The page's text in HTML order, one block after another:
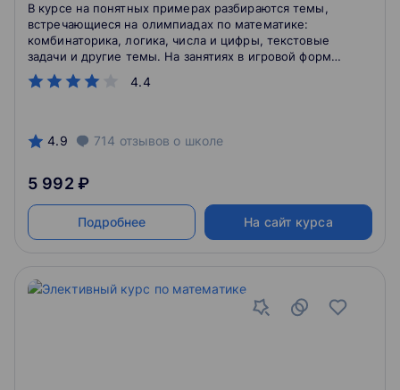
4.4
В курсе на понятных примерах разбираются темы,
встречающиеся на олимпиадах по математике:
комбинаторика, логика, числа и цифры, текстовые
задачи и другие темы. На занятиях в игровой форме
обсуждаются методы решения олимпиадных задач
по математике, логика и необычные явления.
4.9 714 отзывов о школе
5 992 ₽
Подробнее На сайт курса